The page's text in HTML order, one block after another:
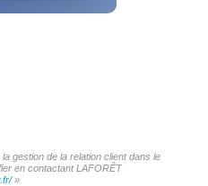
gestion de la relation client dans le
en contactant LAFORÊT
»